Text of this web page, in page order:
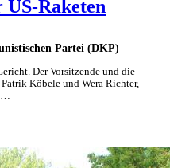
Partei (DKP)
Raketen
Der Vorsitzende und die
Köbele und Wera Richter,